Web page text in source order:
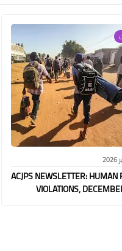
ACJPS NEWSLETTER: HUMAN
VIOLATIONS,